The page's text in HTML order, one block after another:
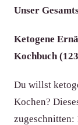
Unser
Ketogene
Kochbuch
Du willst
Kochen?
zugeschnitten: